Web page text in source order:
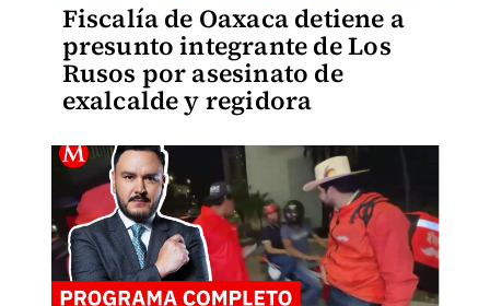
Fiscalía de Oaxaca detiene a
presunto integrante de Los
Rusos por asesinato de
exalcalde y regidora